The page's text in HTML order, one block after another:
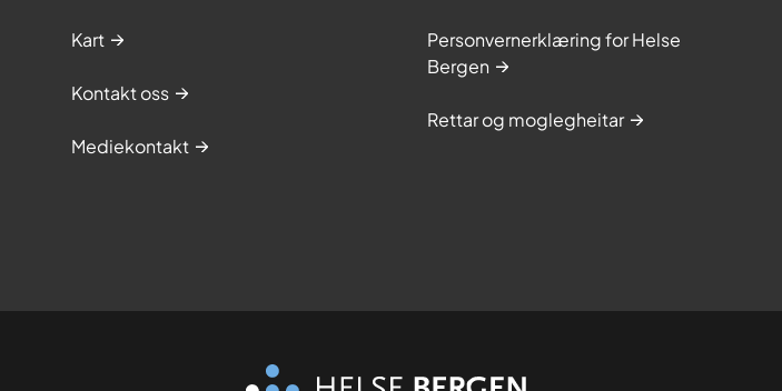
Kart
Kontakt oss
Mediekontakt
Personvernerklæring for Helse
Bergen
Rettar og moglegheitar